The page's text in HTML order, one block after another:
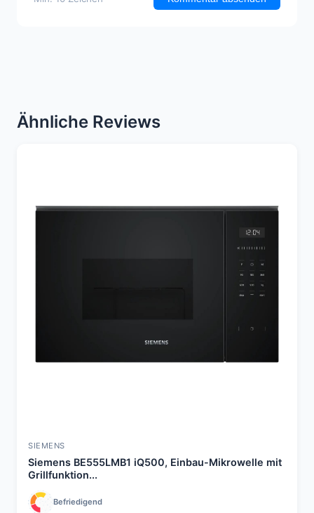
Ähnliche Reviews
SIEMENS
Siemens BE555LMB1 iQ500, Einbau-Mikrowelle mit
Grillfunktion...
Befriedigend